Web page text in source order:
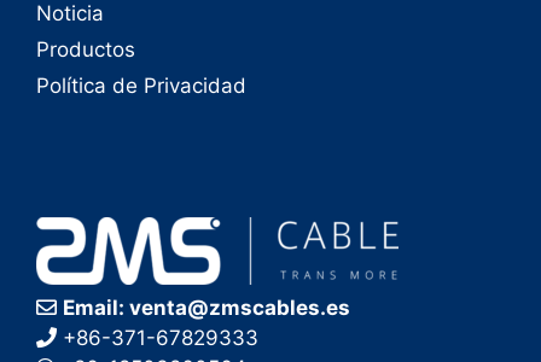
Noticia
Productos
Política de Privacidad
Email: venta@zmscables.es
+86-371-67829333